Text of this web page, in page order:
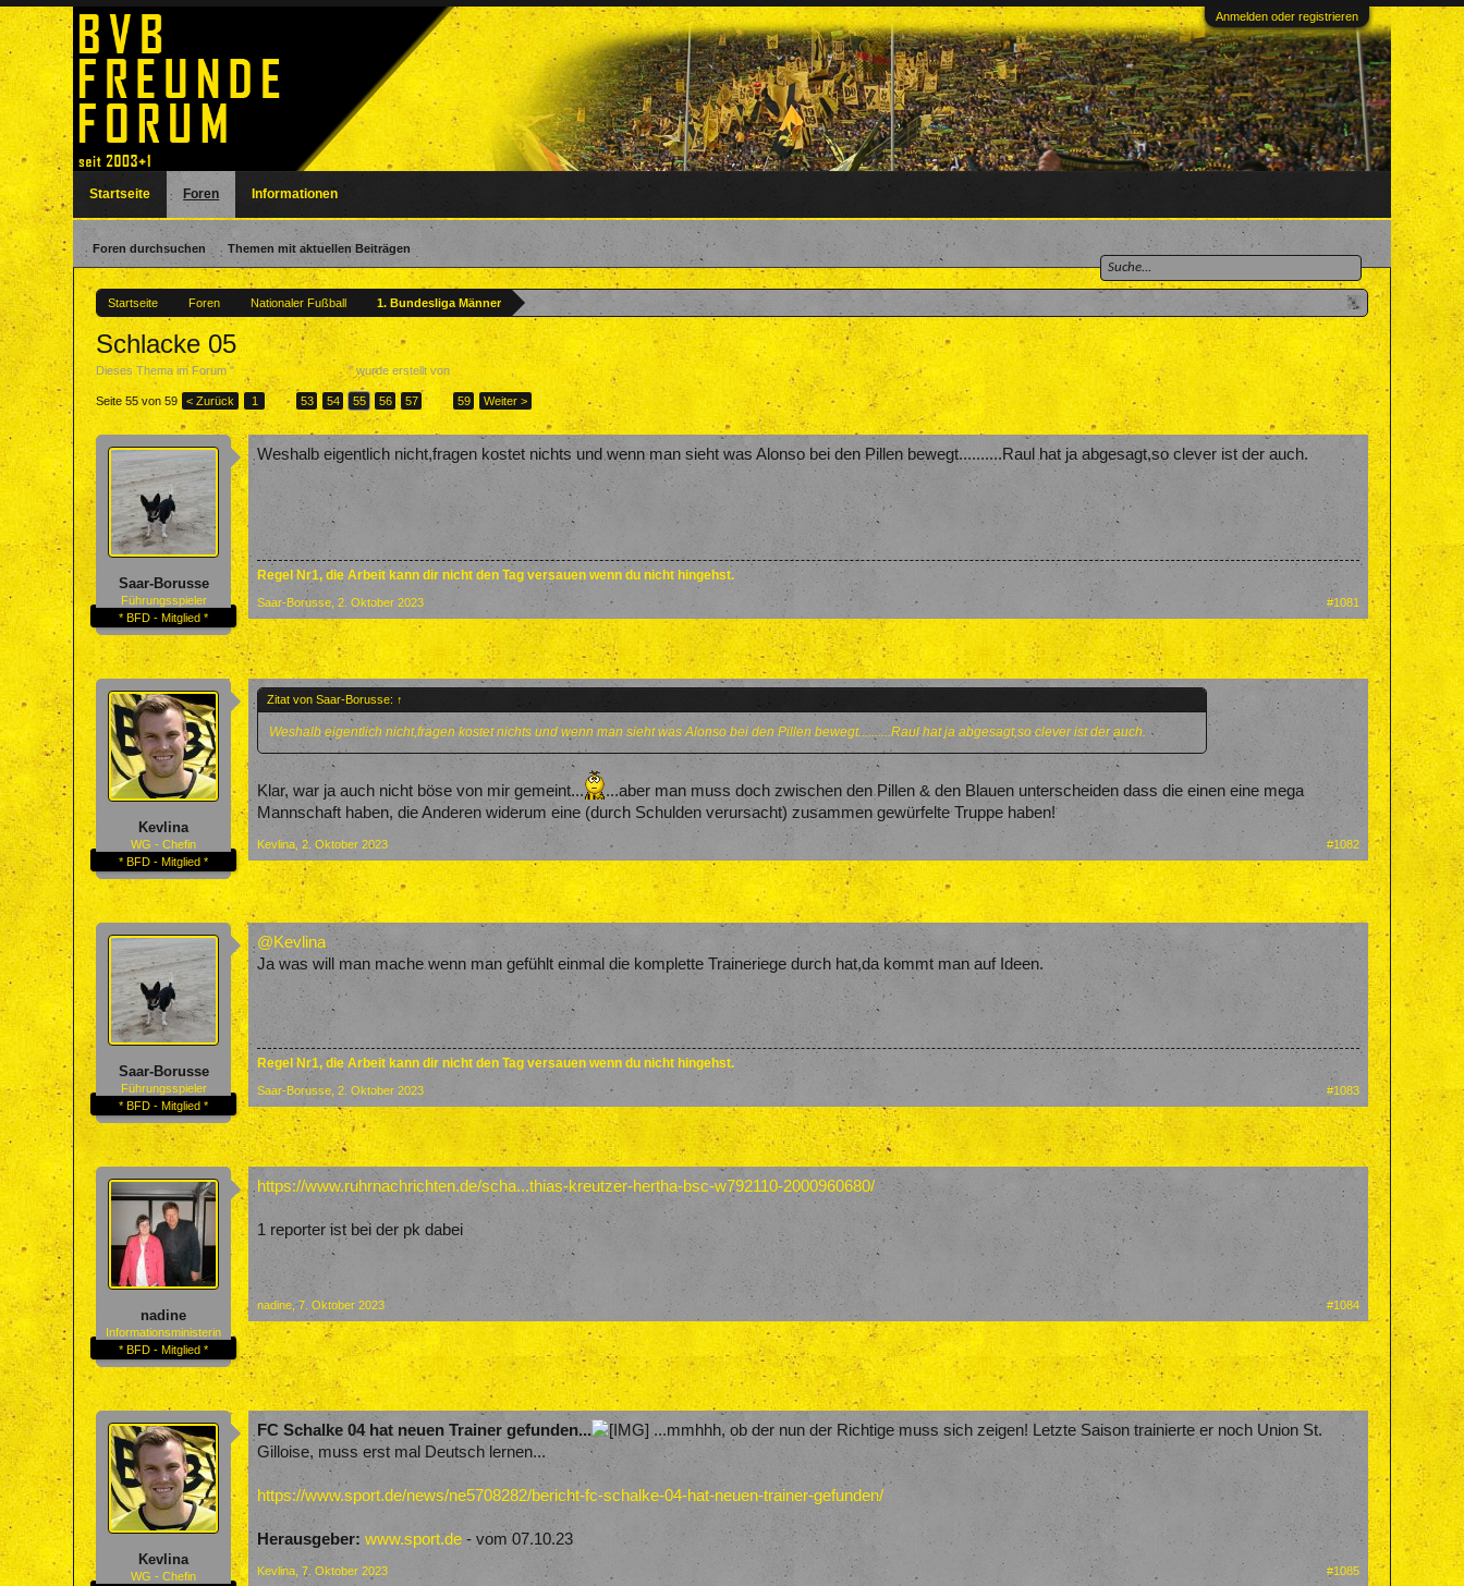
Anmelden oder registrieren
Startseite Foren Nationaler Fußball 1. Bundesliga Männer
Schlacke 05
Dieses Thema im Forum "1. Bundesliga Männer" wurde erstellt von Forenteam, 25. Juli 2017.
Seite 55 von 59 < Zurück 1 ← 53 54 55 56 57 → 59 Weiter >
Saar-Borusse
Führungsspieler
* BFD - Mitglied *
Weshalb eigentlich nicht,fragen kostet nichts und wenn man sieht was Alonso bei den Pillen bewegt..........Raul hat ja abgesagt,so clever ist der auch.
Regel Nr1, die Arbeit kann dir nicht den Tag versauen wenn du nicht hingehst.
Saar-Borusse 2. Oktober 2023 #1081
Kevlina
WG - Chefin
* BFD - Mitglied *
Zitat von Saar-Borusse: ↑
Weshalb eigentlich nicht,fragen kostet nichts und wenn man sieht was Alonso bei den Pillen bewegt..........Raul hat ja abgesagt,so clever ist der auch.
Klar, war ja auch nicht böse von mir gemeint...
...aber man muss doch zwischen den Pillen & den Blauen unterscheiden dass die einen eine mega
Mannschaft haben, die Anderen widerum eine (durch Schulden verursacht) zusammen gewürfelte Truppe haben!
Kevlina 2. Oktober 2023 #1082
Saar-Borusse
Führungsspieler
* BFD - Mitglied *
@Kevlina
Ja was will man mache wenn man gefühlt einmal die komplette Traineriege durch hat,da kommt man auf Ideen.
Regel Nr1, die Arbeit kann dir nicht den Tag versauen wenn du nicht hingehst.
Saar-Borusse 2. Oktober 2023 #1083
nadine
Informationsministerin
* BFD - Mitglied *
https://www.ruhrnachrichten.de/scha...thias-kreutzer-hertha-bsc-w792110-2000960680/
1 reporter ist bei der pk dabei
nadine , 7. Oktober 2023 #1084
Kevlina
WG - Chefin
FC Schalke 04 hat neuen Trainer gefunden...
...mmhhh, ob der nun der Richtige muss sich zeigen! Letzte Saison trainierte er noch Union St.
Gilloise, muss erst mal Deutsch lernen...
https://www.sport.de/news/ne5708282/bericht-fc-schalke-04-hat-neuen-trainer-gefunden/
Herausgeber:www.sport.de - vom 07.10.23
Kevlina 7. Oktober 2023 #1085
Startseite Foren
Foren durchsuchen Themen mit aktuellen Beiträgen
Informationen